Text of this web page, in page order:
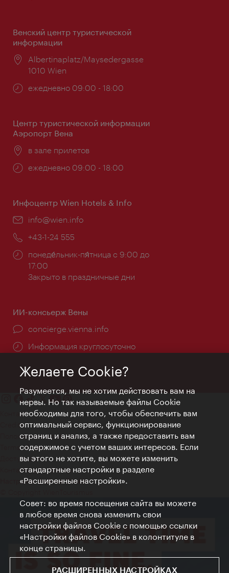
Венский центр туристической
информации
Расположение:
Albertinaplatz/Maysedergasse
1010 Wien
Часы
ежедневно 09:00 - 18:00
Центр туристической информации
Аэропорт Вена
Расположение:
в зале прилетов
Часы
ежедневно 09:00 - 18:00
Инфоцентр Wien Hotels & Info
Эл.
info@wien.info
Телефон:
+43-1-24 555
Часы
работы:
понеде́льник-пя́тница с 9:00 до
17:00
Закрыто в праздничные дни
ИИ-консьерж Вены
concierge.vienna.info
Информация круглосуточно
Контакт
Credits
Положение о конфиденциальности
Terms of Use
Доступность
Контакты для прессы
Настройки файлов Cookie
Желаете Cookie?
Разумеется, мы не хотим действовать вам на
нервы. Но так называемые файлы Cookie
необходимы для того, чтобы обеспечить вам
оптимальный сервис, функционирование
страниц и анализ, а также предоставить вам
содержимое с учетом ваших интересов. Если
вы этого не хотите, вы можете изменить
стандартные настройки в разделе
«Расширенные настройки».
Совет: во время посещения сайта вы можете
в любое время снова изменить свои
настройки файлов Cookie с помощью ссылки
«Настройки файлов Cookie» в колонтитуле в
конце страницы.
РАСШИРЕННЫХ НАСТРОЙКАХ